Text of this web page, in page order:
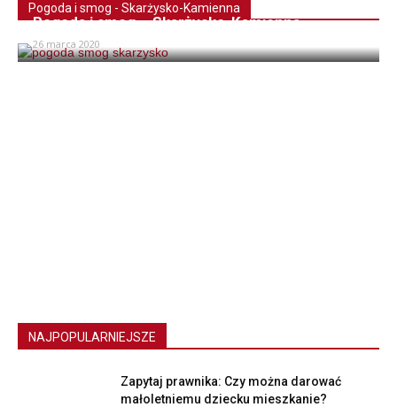
Pogoda i smog - Skarżysko-Kamienna
Pogoda i smog – Skarżysko-Kamienna
26 marca 2020
NAJPOPULARNIEJSZE
Zapytaj prawnika: Czy można darować
małoletniemu dziecku mieszkanie?